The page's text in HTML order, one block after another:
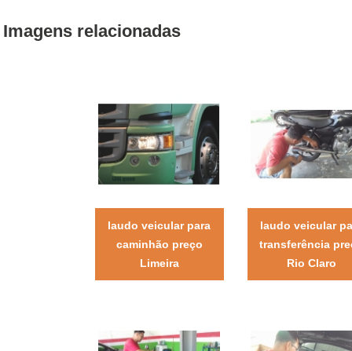
Imagens relacionadas
laudo veicular para
caminhão preço
Limeira
laudo veicular
transferência
Rio Claro